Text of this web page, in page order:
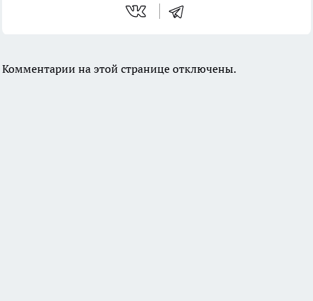
Комментарии на этой странице отключены.